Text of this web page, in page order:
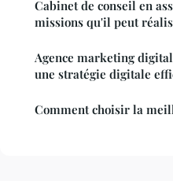
Cabinet de conseil en
missions qu'il peut
Agence marketing
une stratégie digitale
Comment choisir la